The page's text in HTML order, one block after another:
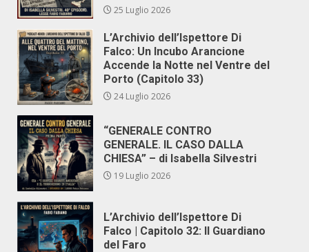
25 Luglio 2026
L’Archivio dell’Ispettore Di
Falco: Un Incubo Arancione
Accende la Notte nel Ventre del
Porto (Capitolo 33)
24 Luglio 2026
“GENERALE CONTRO
GENERALE. IL CASO DALLA
CHIESA” – di Isabella Silvestri
19 Luglio 2026
L’Archivio dell’Ispettore Di
Falco | Capitolo 32: Il Guardiano
del Faro